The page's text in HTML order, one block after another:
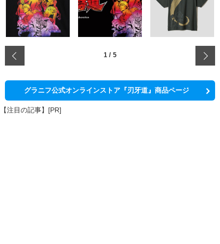
1 / 5
グラニフ公式オンラインストア『刃牙道』商品ページ
【注目の記事】[PR]